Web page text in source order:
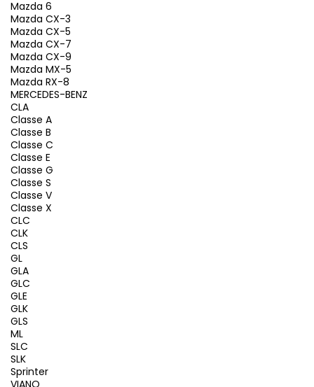
Mazda 6
Mazda CX-3
Mazda CX-5
Mazda CX-7
Mazda CX-9
Mazda MX-5
Mazda RX-8
MERCEDES-BENZ
CLA
Classe A
Classe B
Classe C
Classe E
Classe G
Classe S
Classe V
Classe X
CLC
CLK
CLS
GL
GLA
GLC
GLE
GLK
GLS
ML
SLC
SLK
Sprinter